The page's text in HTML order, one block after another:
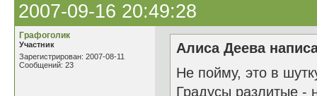
2007-09-16 20:49:28
Графоголик
Участник
Зарегистрирован: 2007-08-11
Сообщений: 23
Алиса Деева
Не пойму, это в
Градусы разлитые -